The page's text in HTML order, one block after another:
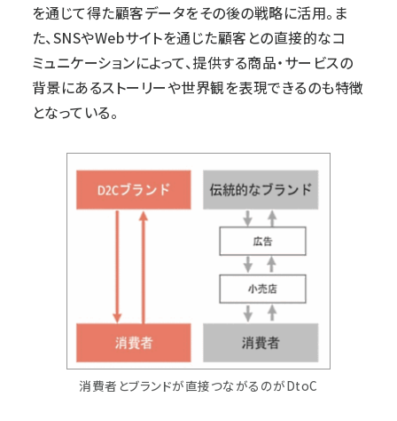
を通じて得た顧客データをその後の戦略に活用。ま
た、SNSやWebサイトを通じた顧客との直接的なコ
ミュニケーションによって、提供する商品・サービスの
背景にあるストーリーや世界観を表現できるのも特徴
となっている。
消費者とブランドが直接つながるのがDtoC